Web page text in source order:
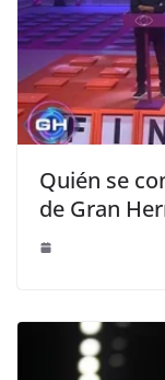
Quién se
de Gran